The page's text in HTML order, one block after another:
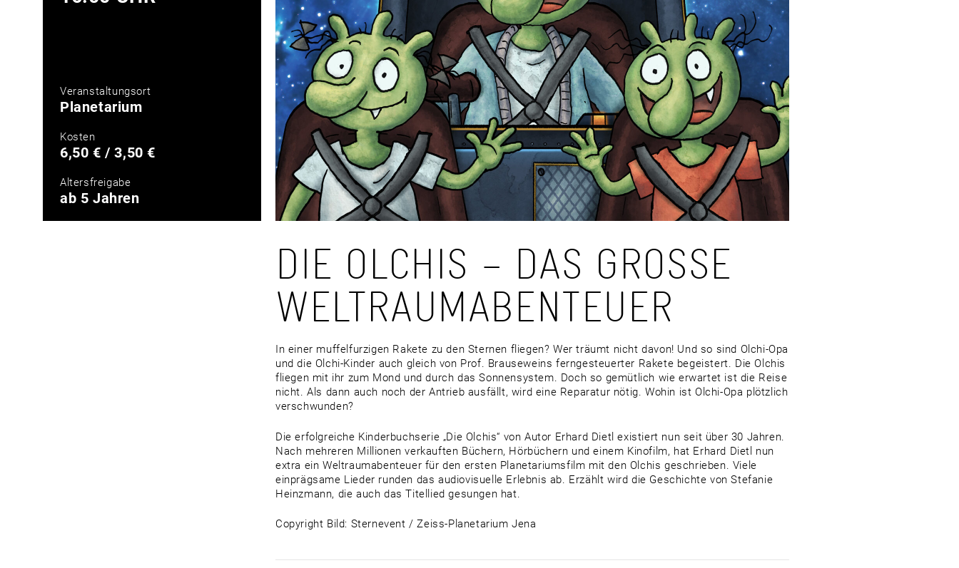
Veranstaltungsort
Planetarium
Kosten
6,50 € / 3,50 €
Altersfreigabe
ab 5 Jahren
DIE OLCHIS – DAS GROSSE W
ELTRAUMABENTEUER
In einer muffelfurzigen Rakete zu den Sternen fliegen? Wer träumt nicht davon! Und so sind Olchi-Opa
und die Olchi-Kinder auch gleich von Prof. Brauseweins ferngesteuerter Rakete begeistert. Die Olchis
fliegen mit ihr zum Mond und durch das Sonnensystem. Doch so gemütlich wie erwartet ist die Reise
nicht. Als dann auch noch der Antrieb ausfällt, wird eine Reparatur nötig. Wohin ist Olchi-Opa plötzlich
verschwunden?
Die erfolgreiche Kinderbuchserie „Die Olchis“ von Autor Erhard Dietl existiert nun seit über 30 Jahren.
Nach mehreren Millionen verkauften Büchern, Hörbüchern und einem Kinofilm, hat Erhard Dietl nun
extra ein Weltraumabenteuer für den ersten Planetariumsfilm mit den Olchis geschrieben. Viele
einprägsame Lieder runden das audiovisuelle Erlebnis ab. Erzählt wird die Geschichte von Stefanie
Heinzmann, die auch das Titellied gesungen hat.
Copyright Bild: Sternevent / Zeiss-Planetarium Jena